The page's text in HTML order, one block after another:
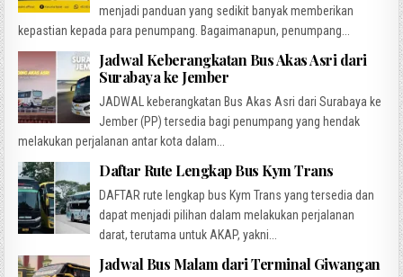
menjadi panduan yang sedikit banyak memberikan
kepastian kepada para penumpang. Bagaimanapun, penumpang...
Jadwal Keberangkatan Bus Akas Asri dari
Surabaya ke Jember
JADWAL keberangkatan Bus Akas Asri dari Surabaya ke
Jember (PP) tersedia bagi penumpang yang hendak
melakukan perjalanan antar kota dalam...
Daftar Rute Lengkap Bus Kym Trans
DAFTAR rute lengkap bus Kym Trans yang tersedia dan
dapat menjadi pilihan dalam melakukan perjalanan
darat, terutama untuk AKAP, yakni...
Jadwal Bus Malam dari Terminal Giwangan